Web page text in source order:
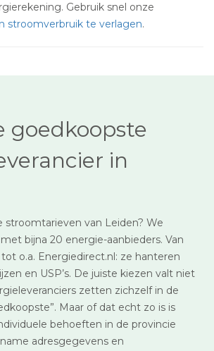
Gebruik snel onze
stroomverbruik te verlagen.
goedkoopste
in
stroomtarieven van Leiden? We
bijna 20 energie-aanbieders. Van
o.a. Energiedirect.nl: ze hanteren
en USP’s. De juiste kiezen valt niet
zetten zichzelf in de
Maar of dat echt zo is is
behoeften in de provincie
adresgegevens en